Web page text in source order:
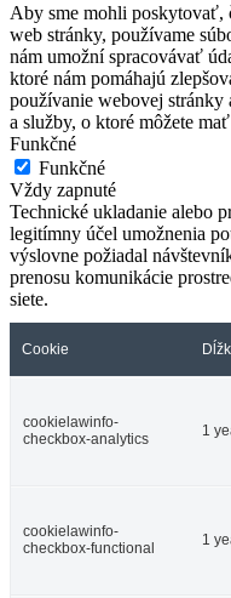
Aby sme mohli poskytovať,
web stránky, používame
nám umožní spracovávať
ktoré nám pomáhajú
používanie webovej
a služby, o ktoré môžete
Funkčné
Funkčné
Vždy zapnuté
Technické ukladanie alebo
legitímny účel umožnenia
výslovne požiadal
prenosu komunikácie
siete.
Cookie
cookielawinfo-
checkbox-analytics
1
cookielawinfo-
checkbox-functional
1